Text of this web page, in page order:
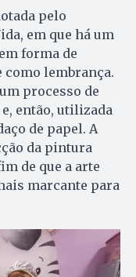
pelo
em que há um
forma de
como lembrança.
processo de
então, utilizada
de papel. A
da pintura
de que a arte
marcante para